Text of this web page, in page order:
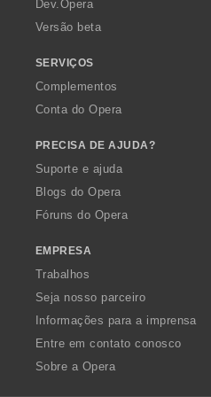
Dev.Opera
Versão beta
SERVIÇOS
Complementos
Conta do Opera
PRECISA DE AJUDA?
Suporte e ajuda
Blogs do Opera
Fóruns do Opera
EMPRESA
Trabalhos
Seja nosso parceiro
Informações para a imprensa
Entre em contato conosco
Sobre a Opera